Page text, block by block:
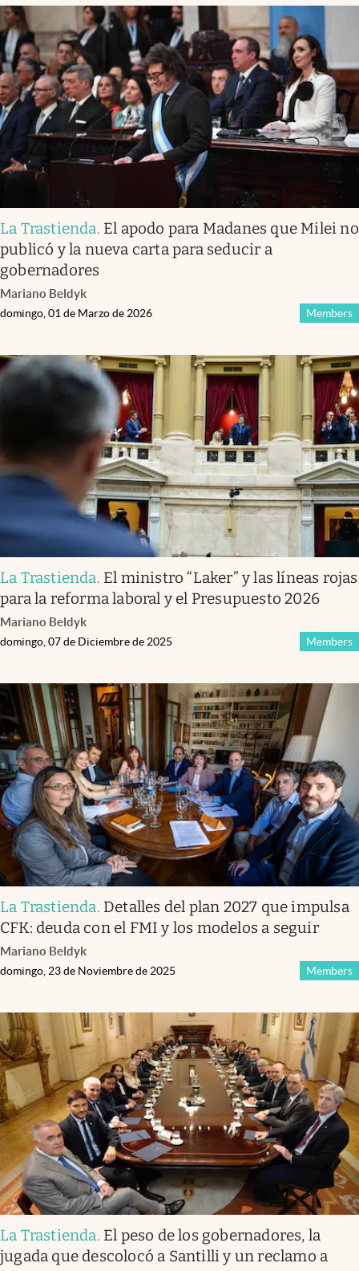
La Trastienda. El apodo para Madanes que Milei no
publicó y la nueva carta para seducir a
gobernadores
Mariano Beldyk
Members
domingo, 01 de Marzo de 2026
La Trastienda. El ministro “Laker” y las líneas rojas
para la reforma laboral y el Presupuesto 2026
Mariano Beldyk
Members
domingo, 07 de Diciembre de 2025
La Trastienda. Detalles del plan 2027 que impulsa
CFK: deuda con el FMI y los modelos a seguir
Mariano Beldyk
Members
domingo, 23 de Noviembre de 2025
La Trastienda. El peso de los gobernadores, la
jugada que descolocó a Santilli y un reclamo a